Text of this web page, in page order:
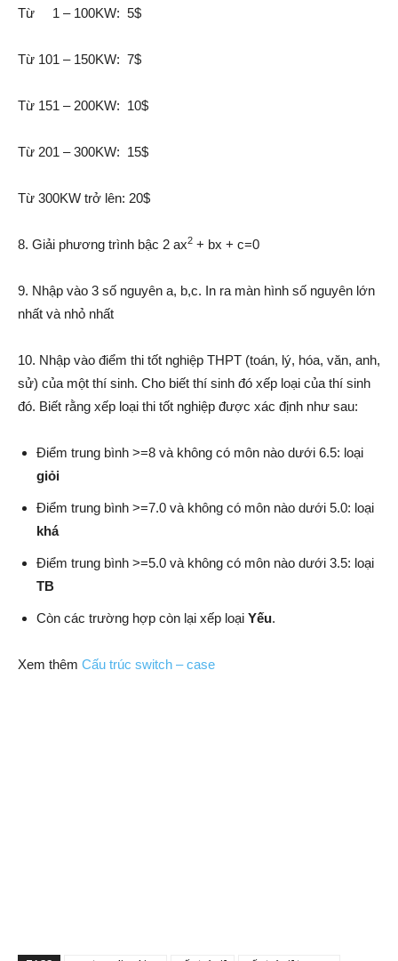
Từ 1 – 100KW: 5$
Từ 101 – 150KW: 7$
Từ 151 – 200KW: 10$
Từ 201 – 300KW: 15$
Từ 300KW trở lên: 20$
8. Giải phương trình bậc 2 ax2 + bx + c=0
9. Nhập vào 3 số nguyên a, b,c. In ra màn hình số nguyên lớn
nhất và nhỏ nhất
10. Nhập vào điểm thi tốt nghiệp THPT (toán, lý, hóa, văn, anh,
sử) của một thí sinh. Cho biết thí sinh đó xếp loại của thí sinh
đó. Biết rằng xếp loại thi tốt nghiệp được xác định như sau:
Điểm trung bình >=8 và không có môn nào dưới 6.5: loại
giỏi
Điểm trung bình >=7.0 và không có môn nào dưới 5.0: loại
khá
Điểm trung bình >=5.0 và không có môn nào dưới 3.5: loại
TB
Còn các trường hợp còn lại xếp loại Yếu.
Xem thêm Cấu trúc switch – case